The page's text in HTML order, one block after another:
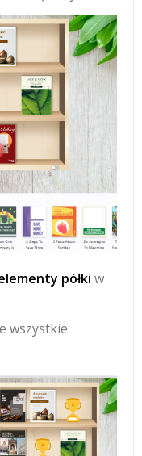
półki w
wszystkie